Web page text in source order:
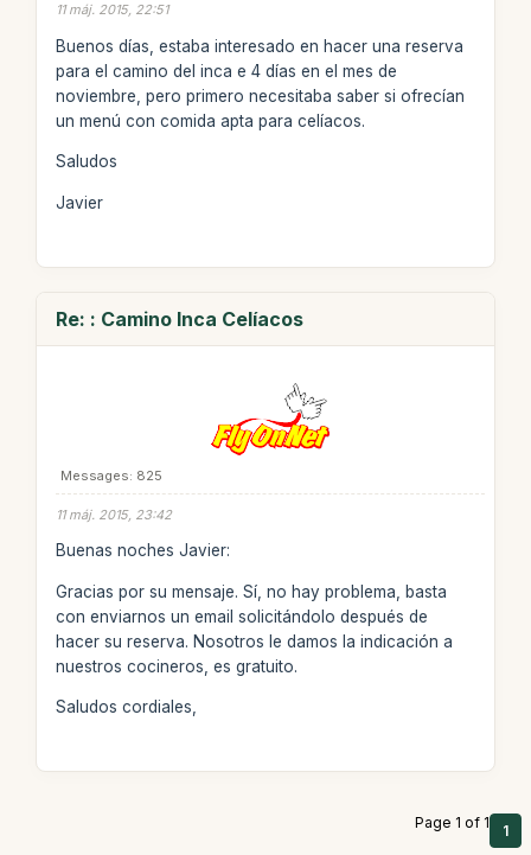
11 máj. 2015, 22:51
Buenos días, estaba interesado en hacer una reserva
para el camino del inca e 4 días en el mes de
noviembre, pero primero necesitaba saber si ofrecían
un menú con comida apta para celíacos.
Saludos
Javier
Re: : Camino Inca Celíacos
Messages: 825
11 máj. 2015, 23:42
Buenas noches Javier:
Gracias por su mensaje. Sí, no hay problema, basta
con enviarnos un email solicitándolo después de
hacer su reserva. Nosotros le damos la indicación a
nuestros cocineros, es gratuito.
Saludos cordiales,
Page 1 of 1 1